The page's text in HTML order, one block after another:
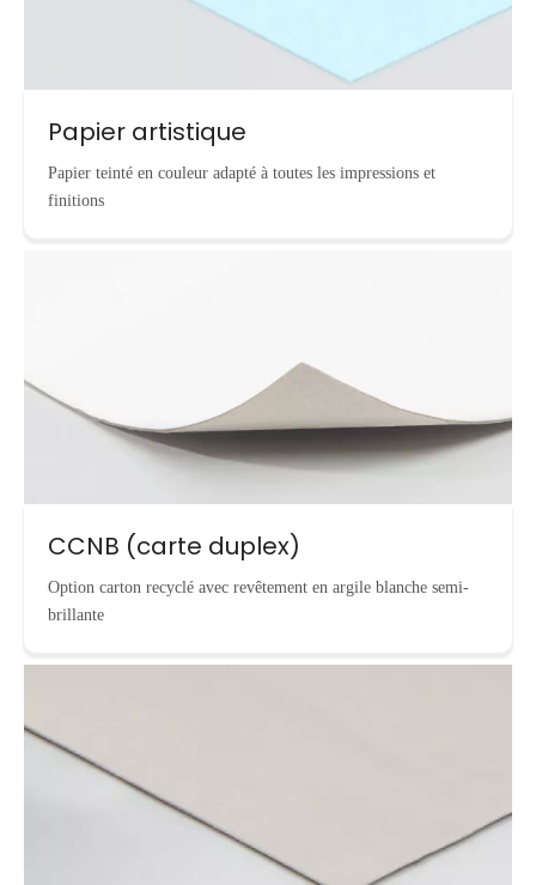
Papier artistique
Papier teinté en couleur adapté à toutes les impressions et
finitions
CCNB (carte duplex)
Option carton recyclé avec revêtement en argile blanche semi-
brillante